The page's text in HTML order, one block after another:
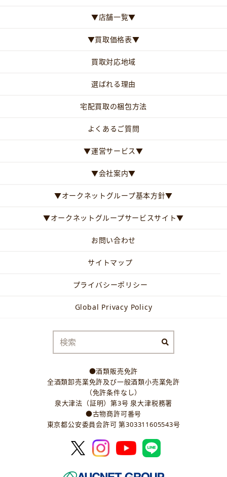
▼店舗一覧▼
▼買取価格表▼
買取対応地域
選ばれる理由
宅配買取の梱包方法
よくあるご質問
▼運営サービス▼
▼会社案内▼
▼オークネットグループ基本方針▼
▼オークネットグループサービスサイト▼
お問い合わせ
サイトマップ
プライバシーポリシー
Global Privacy Policy
●酒類販売免許
全酒類卸売業免許及び一般酒類小売業免許
（免許条件なし）
泉大津法（証明）第3号 泉大津税務署
●古物商許可番号
東京都公安委員会許可 第303311605543号